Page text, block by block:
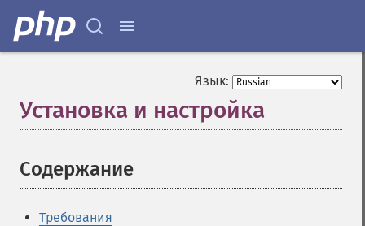
Язык:
Установка и настройка
Содержание
Требования